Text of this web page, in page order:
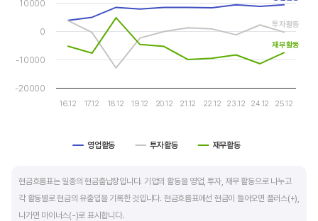
운전자본 회전일수는 매출채권 회전일수 + 재고자산 회전일수 - 매입채무 회전일수로
계산합니다. 매출채권 회전일수는 제품 판매 후 거래처로부터 현금으로 회수하는데 걸리는
The chart has 1 Y axis displaying values. Data ranges from -
영업활동 투자활동 재무활동
16.12 17.12 18.12 19.12 20.12 21.12 22.12 23.12 24.12 25.12
-20000
-10000
0
10000
투자활동
재무활동
현금흐름표는 일종의 현금출납장입니다. 기업의 활동을 영업, 투자, 재무 활동으로 나누고
각 활동별로 현금의 유출입을 기록한 것입니다. 현금흐름표에선 현금이 들어오면 플러스(+),
나가면 마이너스(-)로 표시합니다.